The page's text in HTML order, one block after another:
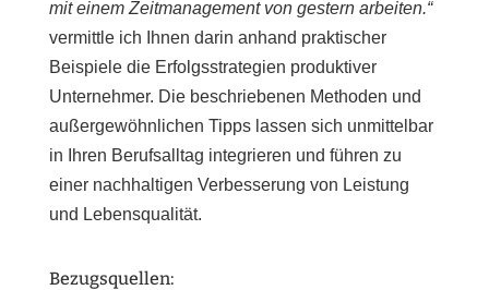
mit einem Zeitmanagement von gestern arbeiten.“
vermittle ich Ihnen darin anhand praktischer
Beispiele die Erfolgsstrategien produktiver
Unternehmer. Die beschriebenen Methoden und
außergewöhnlichen Tipps lassen sich unmittelbar
in Ihren Berufsalltag integrieren und führen zu
einer nachhaltigen Verbesserung von Leistung
und Lebensqualität.
Bezugsquellen: